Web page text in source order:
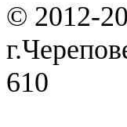
© 2012-
610